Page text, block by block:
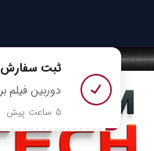
ثبت سفارش
5 ساعت پیش